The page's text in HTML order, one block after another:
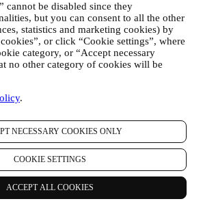
cannot be disabled since they
but you can consent to all the other
statistics and marketing cookies) by
or click “Cookie settings”, where
category, or “Accept necessary
no other category of cookies will be
.
NECESSARY COOKIES ONLY
COOKIE SETTINGS
ACCEPT ALL COOKIES
jego tożsamości bezpośrednio albo
danymi.
danych osobowych od dzieci. Trzeba mieć
korzystać z naszej witryny internetowej i
osobowe użytkowników korzystających z
(„Strona internetowa”), rejestrujących
produkty Le Creuset na Stronie
sklepach Le Creuset (Signature
lub subskrybujących nasze komunikaty
mogą dotyczyć:
przykład datę i godzinę zakupu, dane
szczegółowe dotyczące produktu i
realizacji zamówień;
dotyczące historii przeglądania Internetu